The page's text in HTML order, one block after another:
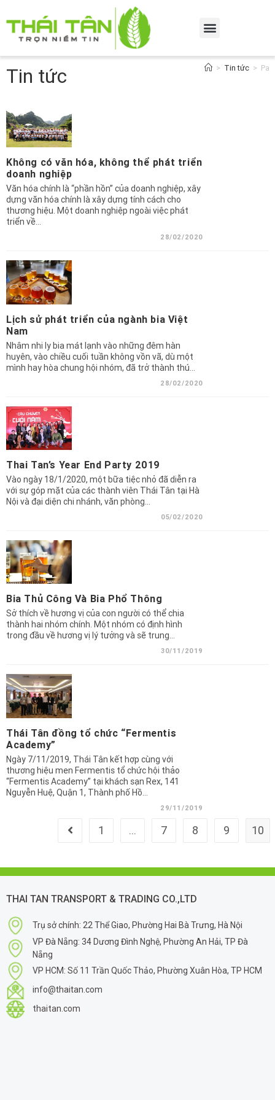
Tin tức > Tin tức >
Không có văn hóa, không thể phát triển
doanh nghiệp
Văn hóa chính là “phần hồn” của doanh nghiệp, xây
dựng văn hóa chính là xây dựng tính cách cho
thương hiệu. Một doanh nghiệp ngoài việc phát
triển về…
28/02/2020
Lịch sử phát triển của ngành bia Việt
Nam
Nhâm nhi ly bia mát lạnh vào những đêm hàn
huyên, vào chiều cuối tuần không vồn vã, dù một
mình hay hòa chung hội nhóm, đã trở thành thú…
28/02/2020
Thai Tan’s Year End Party 2019
Vào ngày 18/1/2020, một bữa tiệc nhỏ đã diễn ra
với sự góp mặt của các thành viên Thái Tân tại Hà
Nội và đại diện chi nhánh, văn phòng…
05/02/2020
Bia Thủ Công Và Bia Phổ Thông
Sở thích về hương vị của con người có thể chia
thành hai nhóm chính. Một nhóm có định hình
trong đầu về hương vị lý tưởng và sẽ trung…
30/11/2019
Thái Tân đồng tổ chức “Fermentis
Academy”
Ngày 7/11/2019, Thái Tân kết hợp cùng với
thương hiệu men Fermentis tổ chức hội thảo
“Fermentis Academy” tại khách sạn Rex, 141
Nguyễn Huệ, Quận 1, Thành phố Hồ…
29/11/2019
1 … 7 8 9 10
THAI TAN TRANSPORT & TRADING CO.,LTD
Trụ sở chính: 22 Thể Giao, Phường Hai Bà Trưng, Hà Nội
VP Đà Nẵng: 34 Dương Đình Nghệ, Phường An Hải, TP Đà
Nẵng
VP HCM: Số 11 Trần Quốc Thảo, Phường Xuân Hòa, TP HCM
info@thaitan.com
thaitan.com